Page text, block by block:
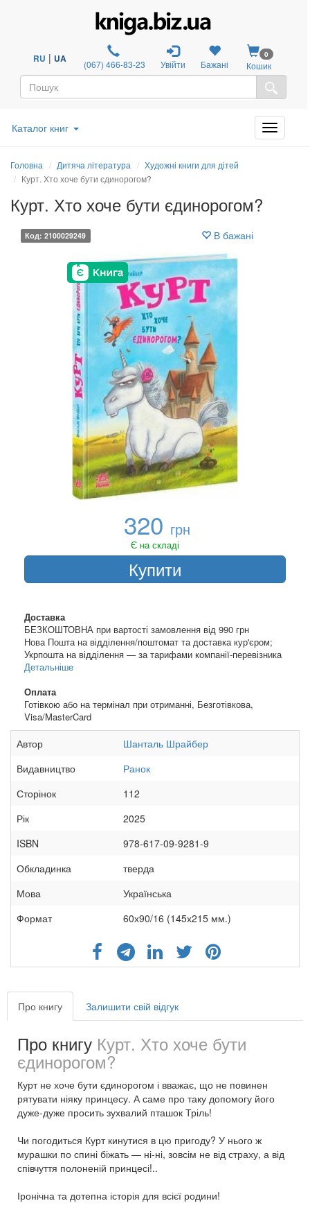
RU | UA (067) 466-83-23 Увійти Бажані
0
Кошик
Каталог книг
Головна Дитяча література
Художні книги для дітей
Курт. Хто хоче бути єдинорогом?
Курт. Хто хоче бути єдинорогом?
Код: 2100029249 В бажані
320 грн
Є на складі
Купити
Доставка
БЕЗКОШТОВНА при вартості замовлення від 990 грн
Нова Пошта на відділення/поштомат та доставка кур'єром;
Укрпошта на відділення — за тарифами компанії-перевізника
Детальніше
Оплата
Готівкою або на термінал при отриманні, Безготівкова,
Visa/MasterCard
Автор
Шанталь Шрайбер
Видавництво
Ранок
Сторінок
112
Рік
2025
ISBN
978-617-09-9281-9
Обкладинка
тверда
Мова
Українська
Формат
60х90/16 (145х215 мм.)
Про книгу Залишити свій відгук
Про книгу Курт. Хто хоче бути
єдинорогом?
Курт не хоче бути єдинорогом і вважає, що не повинен
рятувати ніяку принцесу. А саме про таку допомогу його
дуже-дуже просить зухвалий пташок Тріль!
Чи погодиться Курт кинутися в цю пригоду? У нього ж
мурашки по спині біжать — ні-ні, зовсім не від страху, а від
співчуття полоненій принцесі!..
Іронічна та дотепна історія для всієї родини!